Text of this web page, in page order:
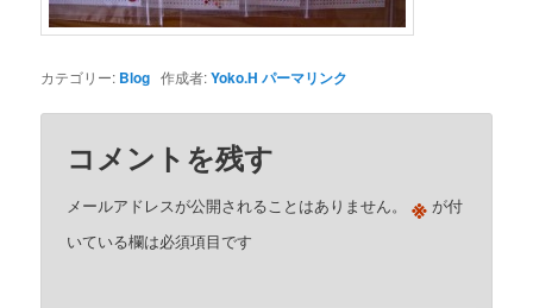
カテゴリー: Blog 作成者:Yoko.H パーマリンク
コメントを残す
メールアドレスが公開されることはありません。 ※ が付
いている欄は必須項目です